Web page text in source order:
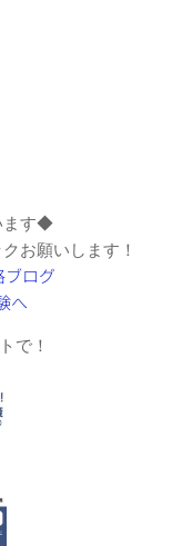
ます◆
お願いします！
で！